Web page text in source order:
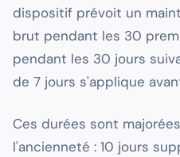
dispositif prévoit un
brut pendant les 30
pendant les 30 jours
de 7 jours s'applique
Ces durées sont
l'ancienneté : 10 jours